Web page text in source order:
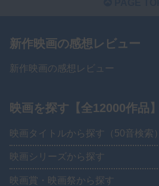
新作映画の感想レビュー
新作映画の感想レビュー
映画を探す【全12000作品】
映画タイトルから探す（50音検索）
映画シリーズから探す
映画賞・映画祭から探す